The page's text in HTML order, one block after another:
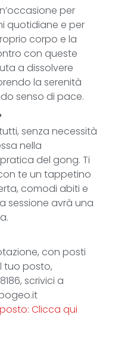
per
quotidiane e per
corpo e la
con queste
a dissolvere
la serenità
senso di pace.
senza necessità
nella
del gong. Ti
te un tappetino
comodi abiti e
sessione avrà una
con posti
tuo posto,
scrivici a
Clicca qui